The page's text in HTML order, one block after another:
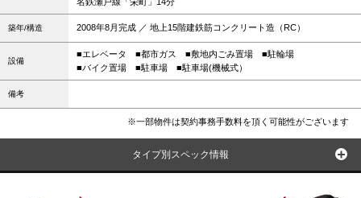
築年/構造 2008年8月完成 ／ 地上15階建鉄筋コンクリート造（RC）
設備
■エレベータ ■都市ガス ■敷地内ごみ置場 ■駐輪場
■バイク置場 ■駐車場 ■駐車場(機械式）
備考
※一部物件は契約事務手数料を頂く可能性がございます
タイプ別スペック情報